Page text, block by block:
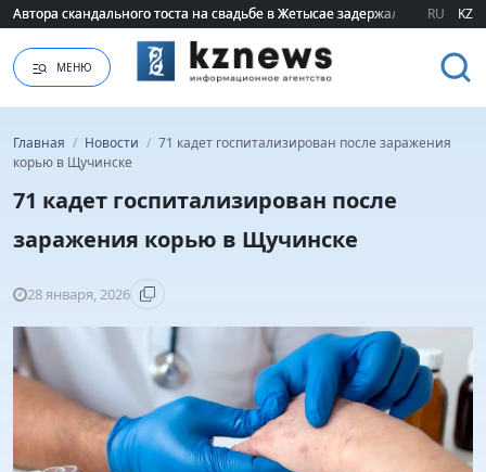
Автора скандального тоста на свадьбе в Жетысае задержали
Автора скандального тоста на свадьбе в Жетысае задержали RU KZ
МЕНЮ
Главная / Новости / 71 кадет госпитализирован после заражения
корью в Щучинске
71 кадет госпитализирован после
заражения корью в Щучинске
28 января, 2026